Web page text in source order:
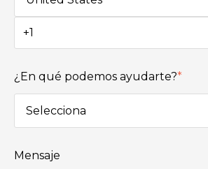
¿En qué podemos ayudarte?*
Mensaje